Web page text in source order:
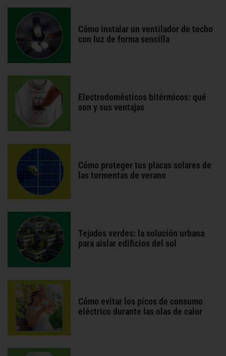
Cómo instalar un ventilador de techo
con luz de forma sencilla
Electrodomésticos bitérmicos: qué
son y sus ventajas
Cómo proteger tus placas solares de
las tormentas de verano
Tejados verdes: la solución urbana
para aislar edificios del sol
Cómo evitar los picos de consumo
eléctrico durante las olas de calor